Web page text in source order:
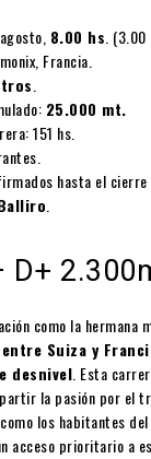
8.00 hs. (3.00
Francia.
.
25.000 mt.
151 hs.
hasta el
.
D+
como la hermana
Suiza y
desnivel. Esta
la pasión por el
los habitantes del
acceso prioritario a